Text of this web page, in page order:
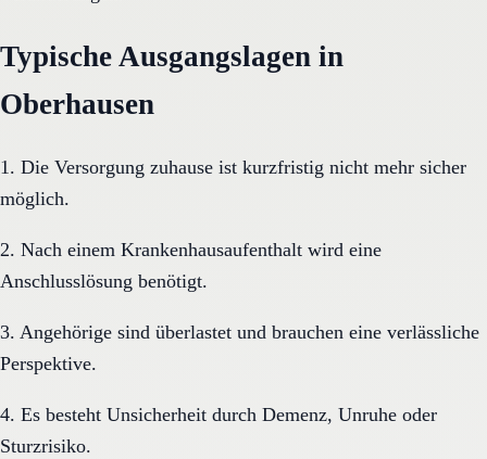
Typische Ausgangslagen in
Oberhausen
1. Die Versorgung zuhause ist kurzfristig nicht mehr sicher
möglich.
2. Nach einem Krankenhausaufenthalt wird eine
Anschlusslösung benötigt.
3. Angehörige sind überlastet und brauchen eine verlässliche
Perspektive.
4. Es besteht Unsicherheit durch Demenz, Unruhe oder
Sturzrisiko.